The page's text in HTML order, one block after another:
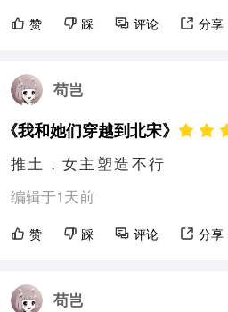
赞 踩 评论 分享
苟岂
《我和她们穿越到北宋》
推土，女主塑造不行
编辑于1天前
赞 踩 评论 分享
苟岂